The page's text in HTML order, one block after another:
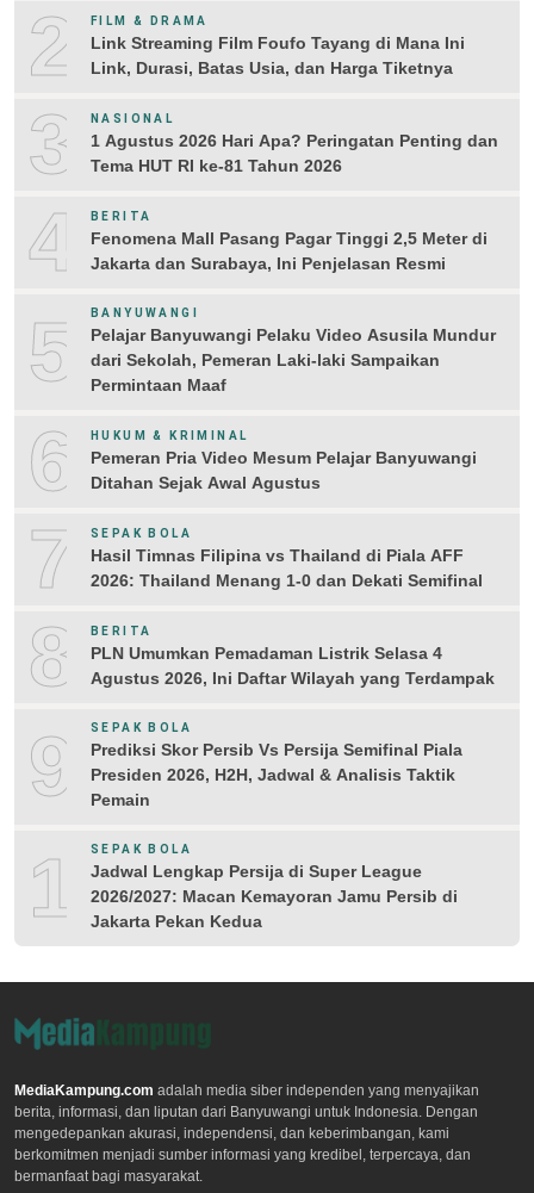
2 FILM & DRAMA
Link Streaming Film Foufo Tayang di Mana Ini
Link, Durasi, Batas Usia, dan Harga Tiketnya
3 NASIONAL
1 Agustus 2026 Hari Apa? Peringatan Penting dan
Tema HUT RI ke-81 Tahun 2026
4 BERITA
Fenomena Mall Pasang Pagar Tinggi 2,5 Meter di
Jakarta dan Surabaya, Ini Penjelasan Resmi
5 BANYUWANGI
Pelajar Banyuwangi Pelaku Video Asusila Mundur
dari Sekolah, Pemeran Laki-laki Sampaikan
Permintaan Maaf
6 HUKUM & KRIMINAL
Pemeran Pria Video Mesum Pelajar Banyuwangi
Ditahan Sejak Awal Agustus
7 SEPAK BOLA
Hasil Timnas Filipina vs Thailand di Piala AFF
2026: Thailand Menang 1-0 dan Dekati Semifinal
8 BERITA
PLN Umumkan Pemadaman Listrik Selasa 4
Agustus 2026, Ini Daftar Wilayah yang Terdampak
9 SEPAK BOLA
Prediksi Skor Persib Vs Persija Semifinal Piala
Presiden 2026, H2H, Jadwal & Analisis Taktik
Pemain
10SEPAK BOLA
Jadwal Lengkap Persija di Super League
2026/2027: Macan Kemayoran Jamu Persib di
Jakarta Pekan Kedua
MediaKampung.com adalah media siber independen yang menyajikan
berita, informasi, dan liputan dari Banyuwangi untuk Indonesia. Dengan
mengedepankan akurasi, independensi, dan keberimbangan, kami
berkomitmen menjadi sumber informasi yang kredibel, terpercaya, dan
bermanfaat bagi masyarakat.